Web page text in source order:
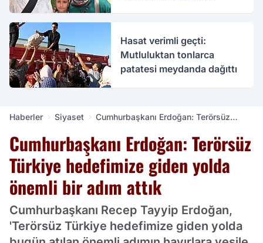
Hasat verimli geçti:
Mutluluktan tonlarca
patatesi meydanda dağıttı
Haberler Siyaset
Cumhurbaşkanı Erdoğan: Terörsüz
bir adım attık
Cumhurbaşkanı Erdoğan: Terörsüz
Türkiye hedefimize giden yolda
önemli bir adım attık
Cumhurbaşkanı Recep Tayyip Erdoğan,
'Terörsüz Türkiye hedefimize giden yolda